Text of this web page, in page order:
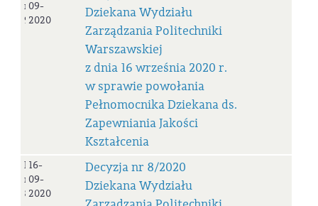
nr
9/2020
09-
2020
Dziekana Wydziału
Zarządzania Politechniki
Warszawskiej
z dnia 16 września 2020 r.
w sprawie powołania
Pełnomocnika Dziekana ds.
Zapewniania Jakości
Kształcenia
Decyzja
nr
8/2020
16-
09-
2020
Decyzja nr 8/2020
Dziekana Wydziału